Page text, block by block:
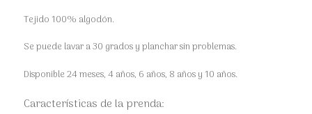
Tejido 100% algodón.
Se puede lavar a 30 grados y planchar sin problemas.
Disponible 24 meses, 4 años, 6 años, 8 años y 10 años.
Características de la prenda: